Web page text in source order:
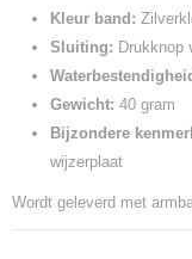
Kleur band:
Sluiting: Drukknop
Gewicht: 40 gram
Bijzondere
wijzerplaat
Wordt geleverd met